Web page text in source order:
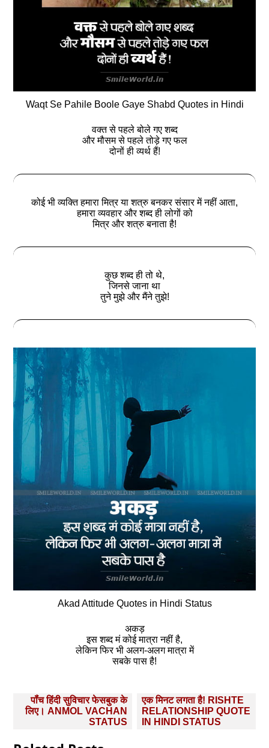
Waqt Se Pahile Boole Gaye Shabd Quotes in Hindi
वक्त से पहले बोले गए शब्द
और मौसम से पहले तोड़े गए फल
दोनों ही व्यर्थ हैं!
कोई भी व्यक्ति हमारा मित्र या शत्रु बनकर संसार में नहीं आता,
हमारा व्यवहार और शब्द ही लोगों को
मित्र और शत्रु बनाता है!
कुछ शब्द ही तो थे,
जिनसे जाना था
तुने मुझे और मैंने तुझे!
Akad Attitude Quotes in Hindi Status
अकड़
इस शब्द मं कोई मात्रा नहीं है,
लेकिन फिर भी अलग-अलग मात्रा में
सबके पास है!
Post
navigation
पॉंच हिंदी सुविचार फेसबुक के
लिए। ANMOL VACHAN
STATUS
एक मिनट लगता है! RISHTE
RELATIONSHIP QUOTE
IN HINDI STATUS